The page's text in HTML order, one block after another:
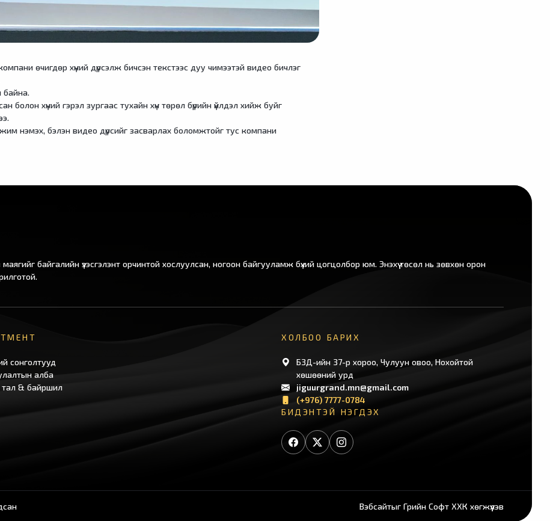
өчигдөр хүний дүрсэлж бичсэн текстээс дуу чимээтэй видео бичлэг
байна.
болон хүний гэрэл зургаас тухайн хүн төрөл бүрийн үйлдэл хийж буйг
нэмэх, бэлэн видео дүрсийг засварлах боломжтойг тус компани
байгалийн үзэсгэлэнт орчинтой хослуулсан, ногоон байгууламж бүхий цогцолбор юм. Энэхүү төсөл нь зөвхөн орон
сонголтууд
алба
& байршил
ХОЛБОО БАРИХ
БЗД-ийн 37-р хороо, Чулуун овоо, Нохойтой
хөшөөний урд
jiguurgrand.mn@gmail.com
(+976) 7777-0784
БИДЭНТЭЙ НЭГДЭХ
Вэбсайтыг Грийн Софт ХХК хөгжүүлэв